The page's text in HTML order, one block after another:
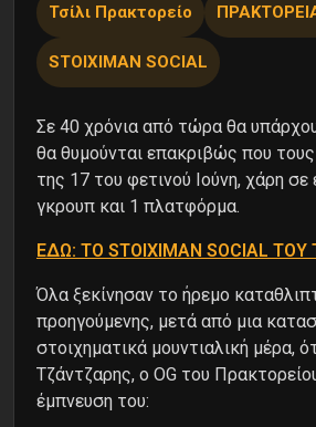
Τσίλι Πρακτορείο
STOIXIMAN SOCIAL
Σε 40 χρόνια από τώρα θα
θα θυμούνται επακριβώς που
της 17 του φετινού Ιούνη, χάρη
γκρουπ και 1 πλατφόρμα.
ΕΔΩ: ΤΟ STOIXIMAN SOCIAL
Όλα ξεκίνησαν το ήρεμο
προηγούμενης, μετά από μια
στοιχηματικά μουντιαλική μέρα,
Τζάντζαρης, ο OG του
έμπνευση του: